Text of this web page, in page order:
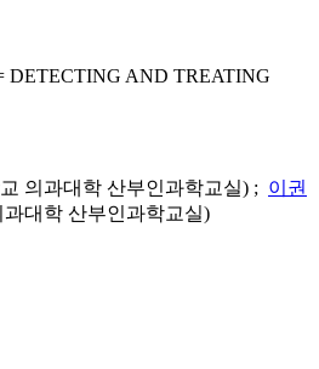
DETECTING AND TREATING
의과대학 산부인과학교실) ; 이권
대학 산부인과학교실)